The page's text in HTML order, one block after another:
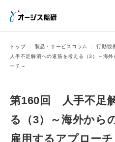
トップ 製品・サービスコラム 行動観
人手不足解消への道筋を考える（3）～海
ーチ～
第160回 人手不足
る（3）～海外から
雇用するアプローチ